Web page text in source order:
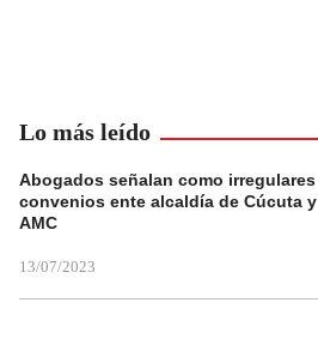
Lo más leído
Abogados señalan como irregulares
convenios ente alcaldía de Cúcuta y
AMC
13/07/2023